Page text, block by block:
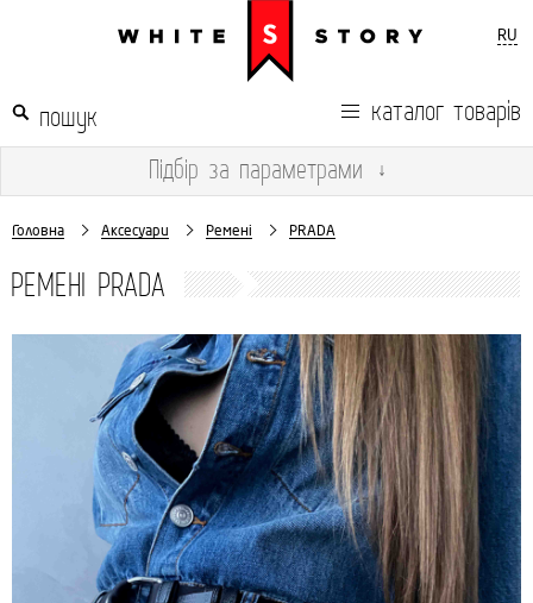
RU
каталог товарів
Підбір за параметрами ↓
Головна Аксесуари Ремені PRADA
РЕМЕНІ PRADA